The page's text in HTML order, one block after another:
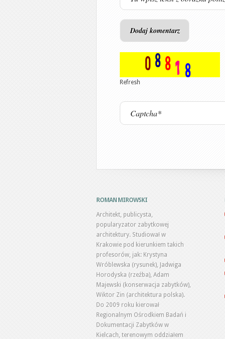
Refresh
ROMAN MIROWSKI
Architekt, publicysta,
popularyzator zabytkowej
architektury. Studiował w
Krakowie pod kierunkiem takich
profesorów, jak: Krystyna
Wróblewska (rysunek), Jadwiga
Horodyska (rzeźba), Adam
Majewski (konserwacja zabytków),
Wiktor Zin (architektura polska).
Do 2009 roku kierował
Regionalnym Ośrodkiem Badań i
Dokumentacji Zabytków w
Kielcach, terenowym oddziałem